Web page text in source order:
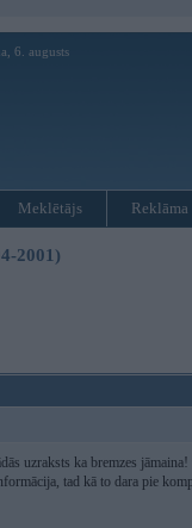
6. augusts
Meklētājs Reklāma
2001)
uzraksts ka bremzes
tad kā to dara pie